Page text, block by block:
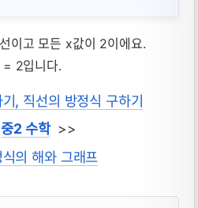
이고 모든 x값이 2이에요.
= 2입니다.
, 직선의 방정식 구하기
중2 수학>>
의 해와 그래프